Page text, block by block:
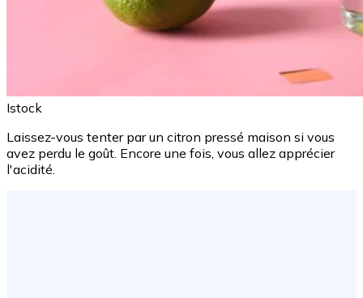
Istock
Laissez-vous tenter par un citron pressé maison si vous
avez perdu le goût. Encore une fois, vous allez apprécier
l'acidité.